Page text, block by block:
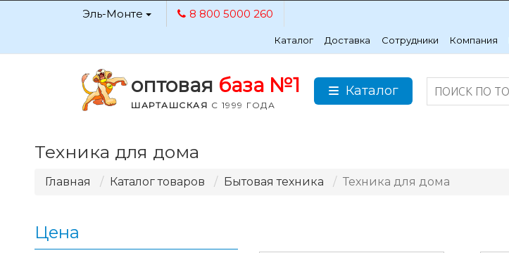
Эль-Монте 8 800 5000 260
Каталог Доставка Сотрудники Компания
оптовая база №1
ШАРТАШСКАЯ С 1999 ГОДА
Каталог
Техника для дома
Главная Каталог товаров Бытовая техника Техника для дома
Цена